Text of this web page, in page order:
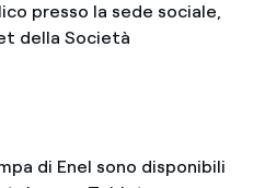
presso la sede sociale,
della Società
di Enel sono disponibili